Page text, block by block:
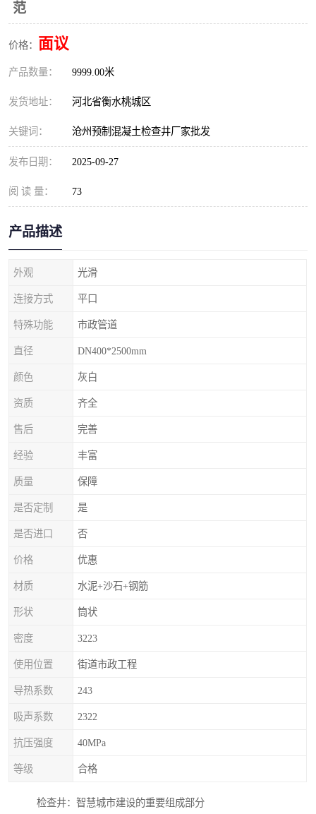
范
价格： 面议
产品数量： 9999.00米
发货地址： 河北省衡水桃城区
关键词： 沧州预制混凝土检查井厂家批发
发布日期： 2025-09-27
阅 读 量： 73
产品描述
外观 光滑
连接方式 平口
特殊功能 市政管道
直径 DN400*2500mm
颜色 灰白
资质 齐全
售后 完善
经验 丰富
质量 保障
是否定制 是
是否进口 否
价格 优惠
材质 水泥+沙石+钢筋
形状 筒状
密度 3223
使用位置 街道市政工程
导热系数 243
吸声系数 2322
抗压强度 40MPa
等级 合格
检查井：智慧城市建设的重要组成部分